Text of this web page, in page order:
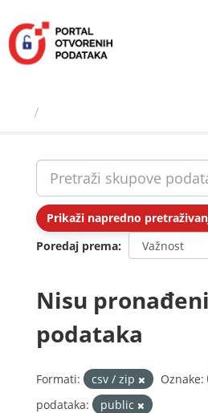
sadržaj
Prikaži napredno
Poredaj prema
Nisu
podataka
Formati: csv / zip Oznake:
podataka:
public